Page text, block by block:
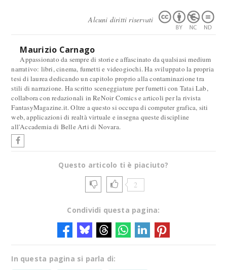
Alcuni diritti riservati
Maurizio Carnago
Appassionato da sempre di storie e affascinato da qualsiasi medium
narrativo: libri, cinema, fumetti e videogiochi. Ha sviluppato la propria
tesi di laurea dedicando un capitolo proprio alla contaminazione tra
stili di narrazione. Ha scritto sceneggiature per fumetti con Tatai Lab,
collabora con redazionali in ReNoir Comics e articoli per la rivista
FantasyMagazine.it. Oltre a questo si occupa di computer grafica, siti
web, applicazioni di realtà virtuale e insegna queste discipline
all'Accademia di Belle Arti di Novara.
Questo articolo ti è piaciuto?
2
Condividi questa pagina:
In questa pagina si parla di: